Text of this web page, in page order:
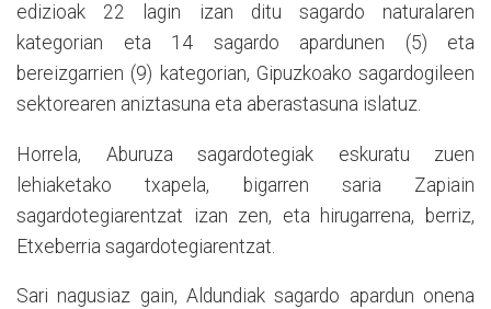
edizioak 22 lagin izan ditu sagardo naturalaren
kategorian eta 14 sagardo apardunen (5) eta
bereizgarrien (9) kategorian, Gipuzkoako sagardogileen
sektorearen aniztasuna eta aberastasuna islatuz.
Horrela, Aburuza sagardotegiak eskuratu zuen
lehiaketako txapela, bigarren saria Zapiain
sagardotegiarentzat izan zen, eta hirugarrena, berriz,
Etxeberria sagardotegiarentzat.
Sari nagusiaz gain, Aldundiak sagardo apardun onena